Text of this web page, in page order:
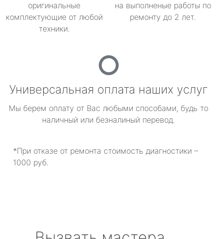
оригинальные
комплектующие от любой
техники.
на выполненые работы по
ремонту до 2 лет.
Универсальная оплата наших услуг
Мы берем оплату от Вас любыми способами, будь то
наличный или безналиный перевод.
*При отказе от ремонта стоимость диагностики –
1000 руб.